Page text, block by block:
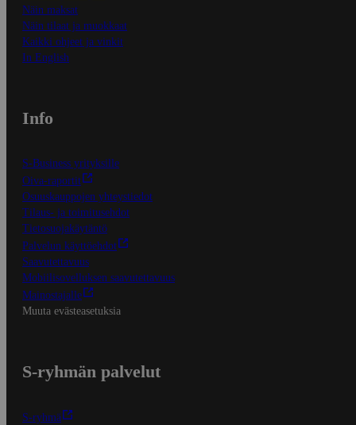
Näin maksat
Näin tilaat ja muokkaat
Kaikki ohjeet ja vinkit
In English
Info
S-Business yrityksille
Oiva-raportit
Osuuskauppojen yhteystiedot
Tilaus- ja toimitusehdot
Tietosuojakäytäntö
Palvelun käyttöehdot
Saavutettavuus
Mobiilisovelluksen saavutettavuus
Mainostajalle
Muuta evästeasetuksia
S-ryhmän palvelut
S-ryhmä